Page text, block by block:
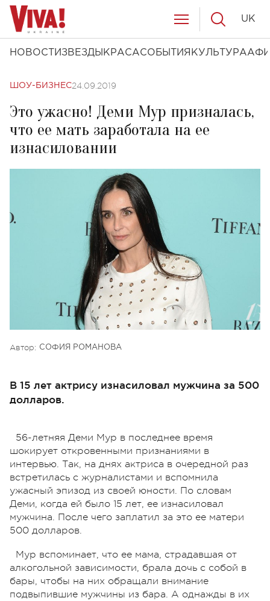
НОВОСТИ ЗВЕЗДЫ КРАСАСОБЫТИЯ КУЛЬТУРА
UK
ШОУ-БИЗНЕС24.09.2019
Это ужасно! Деми Мур призналась,
что ее мать заработала на ее
изнасиловании
Автор: СОФИЯ РОМАНОВА
В 15 лет актрису изнасиловал мужчина за 500
долларов.
56-летняя Деми Мур в последнее время
шокирует откровенными признаниями в
интервью. Так, на днях актриса в очередной раз
встретилась с журналистами и вспомнила
ужасный эпизод из своей юности. По словам
Деми, когда ей было 15 лет, ее изнасиловал
мужчина. После чего заплатил за это ее матери
500 долларов.
Мур вспоминает, что ее мама, страдавшая от
алкогольной зависимости, брала дочь с собой в
бары, чтобы на них обращали внимание
подвыпившие мужчины из бара. А однажды в их